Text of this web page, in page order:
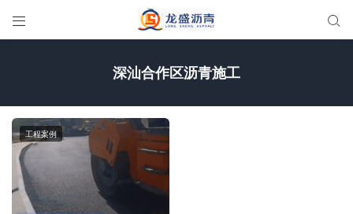
 
深汕合作区沥青施工
工程案例